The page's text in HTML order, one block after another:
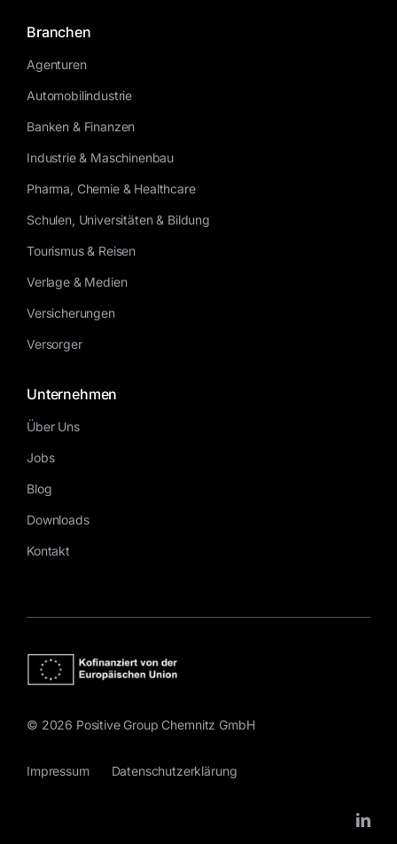
Branchen
Agenturen
Automobilindustrie
Banken & Finanzen
Industrie & Maschinenbau
Pharma, Chemie & Healthcare
Schulen, Universitäten & Bildung
Tourismus & Reisen
Verlage & Medien
Versicherungen
Versorger
Unternehmen
Über Uns
Jobs
Blog
Downloads
Kontakt
© 2026 Positive Group Chemnitz GmbH
Impressum Datenschutzerklärung